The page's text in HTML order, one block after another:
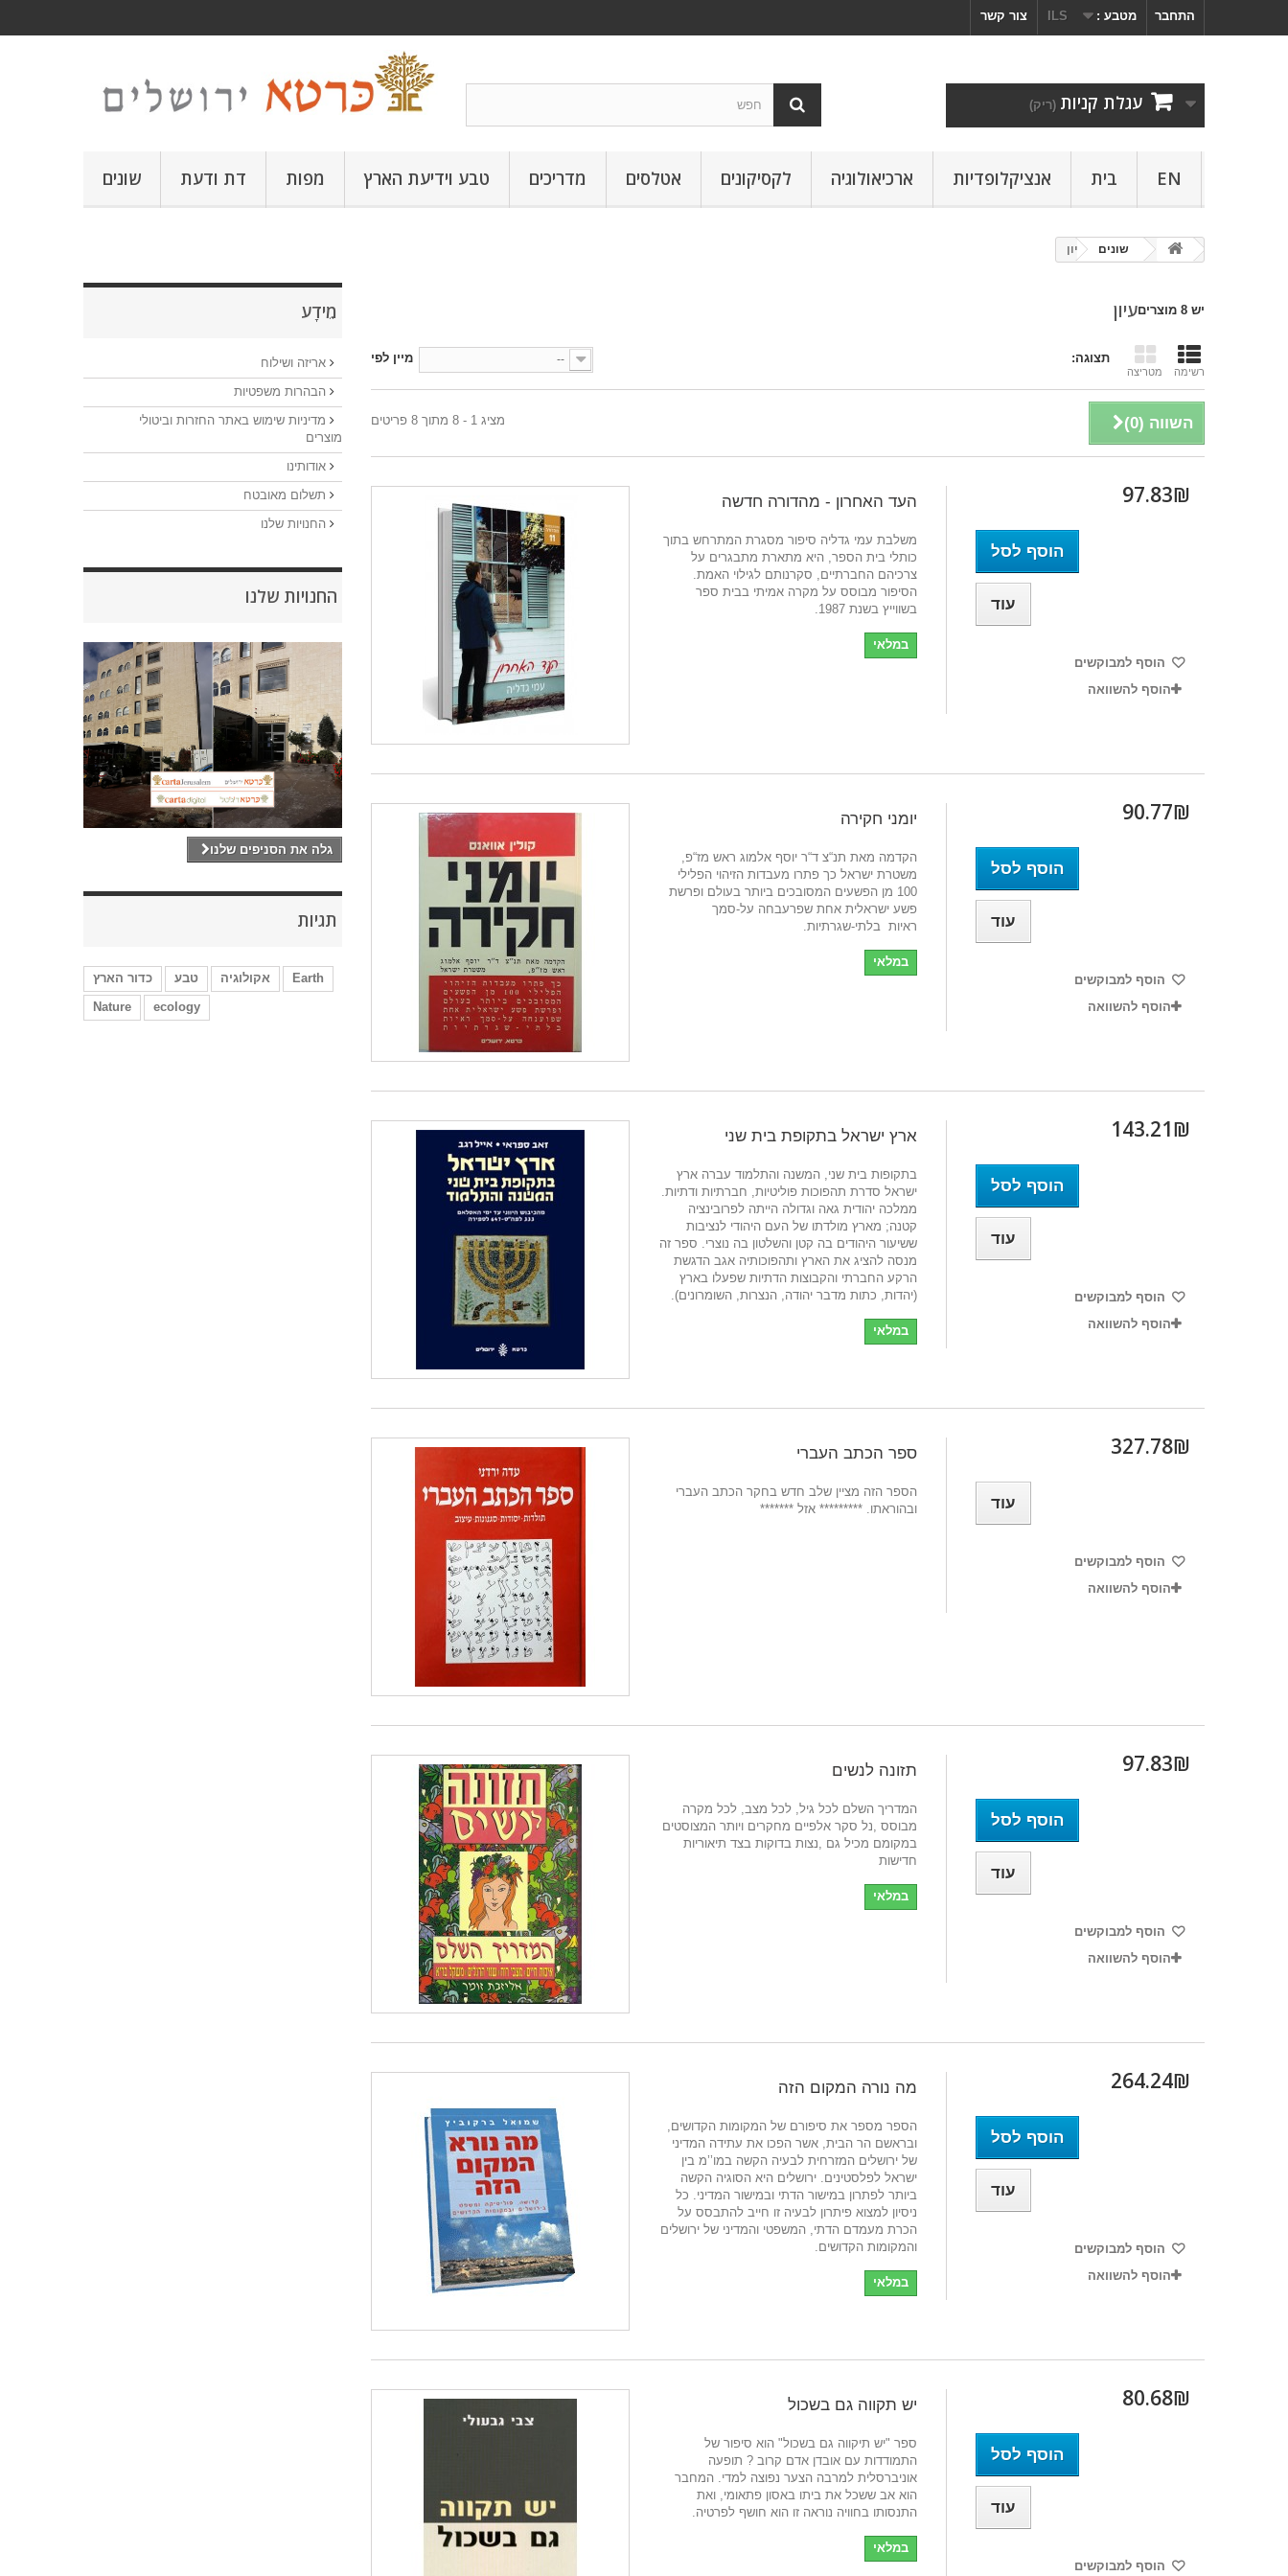
התחבר מטבע : ILS צור קשר
עגלת קניות (ריק)
שונים דת ודעת מפות טבע וידיעת הארץ מדריכים אטלסים לקסיקונים ארכיאולוגיה אנציקלופדיות בית EN
שונים עיון
מֵידָע
אריזה ושילוח
הבהרות משפטיות
מדיניות שימוש באתר החזרות וביטולי
מוצרים
אודותינו
תשלום מאובטח
החנויות שלנו
החנויות שלנו
גלה את הסניפים שלנו
תגיות
כדור הארץ טבע אקולוגיה
Earth
Nature
ecology
עיון יש 8 מוצרים
תצוגה:
מטריצה רשימה
מיין לפי --
השווה (0
) מציג 1 - 8 מתוך 8 פריטים
העד האחרון - מהדורה חדשה
משלבת עמי גדליה סיפור מסגרת המתרחש בתוך
כותלי בית הספר, היא מתארת מתבגרים על
צרכיהם החברתיים, סקרנותם לגילוי האמת.
הסיפור מבוסס על מקרה אמיתי בבית ספר
בשווייץ בשנת 1987.
במלאי
97.83₪‎
הוסף לסל
עוד
הוסף למבוקשים
הוסף להשוואה
יומני חקירה
הקדמה מאת תנ“צ ד“ר יוסף אלמוג ראש מז“פ,
משטרת ישראל כך פתרו מﬠבדות הזיהוי הפלילי
100 מן הפשﬠים המסובכים ביותר בעולם ופרשת
פשﬠ ישראלית אחת שפרﬠבחה ﬠל-סמך
ראיות בלתי-שגרתיות.
במלאי
90.77₪‎
הוסף לסל
עוד
הוסף למבוקשים
הוסף להשוואה
ארץ ישראל בתקופת בית שני
בתקופות בית שני, המשנה והתלמוד עברה ארץ
ישראל סדרת תהפוכות פוליטיות, חברתיות ודתיות.
ממלכה יהודית גאה וגדולה הייתה לפרובינציה
קטנה; מארץ מולדתו של העם היהודי לנציבות
ששיעור היהודים בה קטן והשלטון בה נוצרי. ספר זה
מנסה להציג את הארץ ותהפוכותיה אגב הדגשת
הרקע החברתי והקבוצות הדתיות שפעלו בארץ
(יהדות, כתות מדבר יהודה, הנצרות, השומרונים).
במלאי
143.21₪‎
הוסף לסל
עוד
הוסף למבוקשים
הוסף להשוואה
ספר הכתב העברי
הספר הזה מציין שלב חדש בחקר הכתב העברי
ובהוראתו. ********* אזל *******
327.78₪‎
עוד
הוסף למבוקשים
הוסף להשוואה
תזונה לנשים
המדריך השלם לכל גיל, לכל מצב, לכל מקרה
מבוסס ,נל סקר אלפיים מחקרים ויותר המצוסטים
במקומם מכיל גם ,נצות בדוקות בצד תיאוריות
חדישות
במלאי
97.83₪‎
הוסף לסל
עוד
הוסף למבוקשים
הוסף להשוואה
מה נורה המקום הזה
הספר מספר את סיפורם של המקומות הקדושים,
ובראשם הר הבית, אשר הפכו את עתידה המדיני
של ירושלים המזרחית לבעיה הקשה במו’’מ בין
ישראל לפלסטינים. ירושלים היא הסוגיה הקשה
ביותר לפתרון במישור הדתי ובמישור המדיני. כל
ניסיון למצוא פיתרון לבעיה זו חייב להתבסס על
הכרת מעמדם הדתי, המשפטי והמדיני של ירושלים
והמקומות הקדושים.
במלאי
264.24₪‎
הוסף לסל
עוד
הוסף למבוקשים
הוסף להשוואה
יש תקווה גם בשכול
ספר "יש תיקווה גם בשכול" הוא סיפור של
התמודדות עם אובדן אדם קרוב ? תופעה
אוניברסלית למרבה הצער נפוצה למדי. המחבר
הוא אב ששכל את ביתו באסון פתאומי, ואת
התנסותו בחוויה נוראה זו הוא חושף לפרטיה.
במלאי
80.68₪‎
הוסף לסל
עוד
הוסף למבוקשים